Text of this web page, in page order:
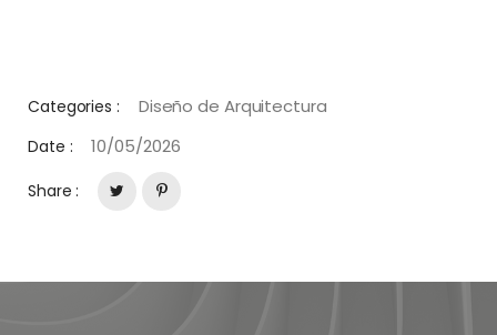
Categories : Diseño de Arquitectura
Date : 10/05/2026
Share :